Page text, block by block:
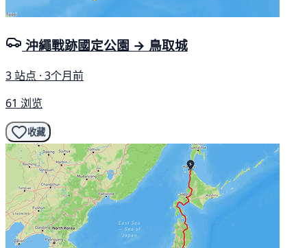
沖繩戰跡國定公園 → 鳥取城
3 站点 · 3个月前
61 浏览
收藏